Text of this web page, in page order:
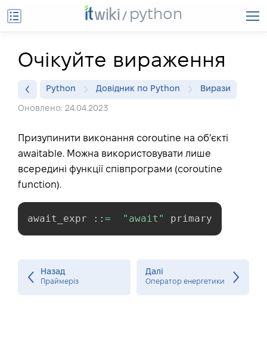
python
Очікуйте вираження
Python Довідник по Python Вирази
Оновлено: 24.04.2023
Призупинити виконання coroutine на об’єкті
awaitable. Можна використовувати лише
всередині функції співпрограми (coroutine
function).
await_expr : : = "await" primary
Назад
Праймеріз
Далі
Оператор енергетики